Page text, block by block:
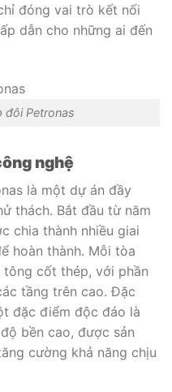
đóng vai trò kết nối
dẫn cho những ai đến
đôi Petronas
nghệ
là một dự án đầy
thách. Bắt đầu từ năm
chia thành nhiều giai
hoàn thành. Mỗi tòa
cốt thép, với phần
tầng trên cao. Đặc
đặc điểm độc đáo là
bền cao, được sản
cường khả năng chịu